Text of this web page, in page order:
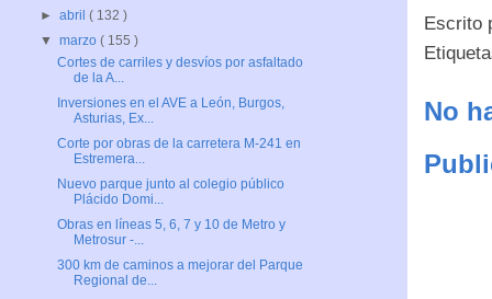
Escrito
No
►abril( 132 )
▼marzo( 155 )
Cortes de carriles y desvíos por asfaltado
de la A...
Inversiones en el AVE a León, Burgos,
Asturias, Ex...
Corte por obras de la carretera M-241 en
Estremera...
Nuevo parque junto al colegio público
Plácido Domi...
Obras en líneas 5, 6, 7 y 10 de Metro y
Metrosur -...
300 km de caminos a mejorar del Parque
Regional de...